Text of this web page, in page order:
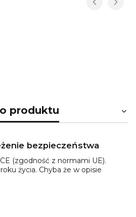
produktu
bezpieczeństwa
(zgodność z normami UE).
życia. Chyba że w opisie